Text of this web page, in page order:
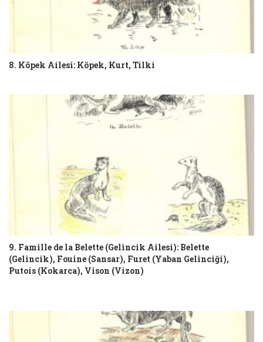
8. Köpek Ailesi: Köpek, Kurt, Tilki
9. Famille de la Belette (Gelincik Ailesi): Belette
(Gelincik), Fouine (Sansar), Furet (Yaban Gelinciği),
Putois (Kokarca), Vison (Vizon)